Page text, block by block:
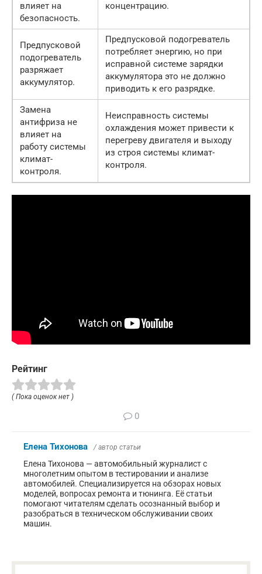
влияет на
безопасность.
концентрацию.
Предпусковой
подогреватель
разряжает
аккумулятор.
Предпусковой подогреватель
потребляет энергию, но при
исправной системе зарядки
аккумулятора это не должно
приводить к его разрядке.
Замена
антифриза не
влияет на
работу системы
климат-
контроля.
Неисправность системы
охлаждения может привести к
перегреву двигателя и выходу
из строя системы климат-
контроля.
Рейтинг
( Пока оценок нет )
0
Елена Тихонова / автор статьи
Елена Тихонова — автомобильный журналист с
многолетним опытом в тестировании и анализе
автомобилей. Специализируется на обзорах новых
моделей, вопросах ремонта и тюнинга. Её статьи
помогают читателям сделать осознанный выбор и
разобраться в техническом обслуживании своих
машин.